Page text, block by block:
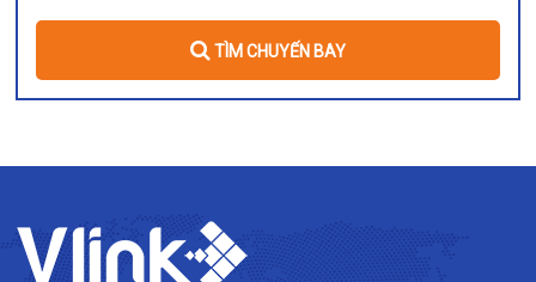
TÌM CHUYẾN BAY